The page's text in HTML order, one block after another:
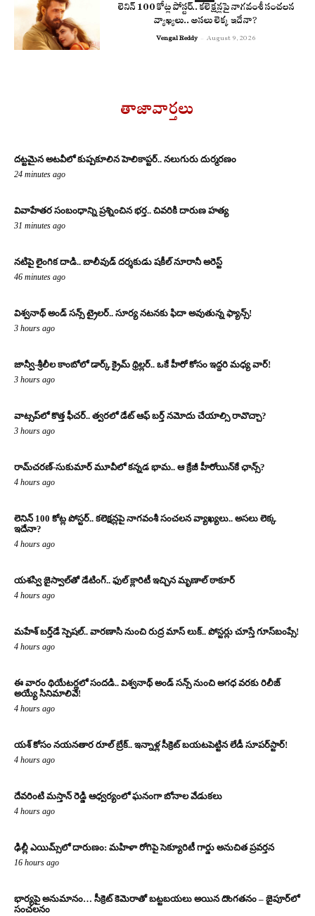
లెనిన్ 100 కోట్ల పోస్టర్‌.. కలెక్షన్లపై నాగవంశీ సంచలన
వ్యాఖ్యలు.. అసలు లెక్క ఇదేనా?
Vengal Reddy - August 9, 2026
తాజావార్తలు
దట్టమైన అటవీలో కుప్పకూలిన హెలికాప్టర్.. నలుగురు దుర్మరణం
24 minutes ago
వివాహేతర సంబంధాన్ని ప్రశ్నించిన భర్త.. చివరికి దారుణ హత్య
31 minutes ago
నటిపై లైంగిక దాడి.. బాలీవుడ్ దర్శకుడు షకీల్ నూరానీ అరెస్ట్
46 minutes ago
విశ్వనాథ్ అండ్ సన్స్ ట్రైలర్.. సూర్య నటనకు ఫిదా అవుతున్న ఫ్యాన్స్!
3 hours ago
జాన్వీ-శ్రీలీల కాంబోలో డార్క్ క్రైమ్ థ్రిల్లర్.. ఒకే హీరో కోసం ఇద్దరి మధ్య వార్!
3 hours ago
వాట్సప్‌లో కొత్త ఫీచర్.. త్వరలో డేట్ ఆఫ్ బర్త్ నమోదు చేయాల్సి రావొచ్చా?
3 hours ago
రామ్‌చరణ్‌-సుకుమార్‌ మూవీలో కన్నడ భామ.. ఆ క్రేజీ హీరోయిన్‌కే ఛాన్స్?
4 hours ago
లెనిన్ 100 కోట్ల పోస్టర్‌.. కలెక్షన్లపై నాగవంశీ సంచలన వ్యాఖ్యలు.. అసలు లెక్క
ఇదేనా?
4 hours ago
యశస్వి జైస్వాల్‌తో డేటింగ్.. ఫుల్ క్లారిటీ ఇచ్చిన మృణాల్ ఠాకూర్‌
4 hours ago
మహేశ్ బర్త్‌డే స్పెషల్.. వారణాసి నుంచి రుద్ర మాస్ లుక్.. పోస్టర్లు చూస్తే గూస్‌బంప్సే!
4 hours ago
ఈ వారం థియేటర్లలో సందడి.. విశ్వనాథ్ అండ్ సన్స్ నుంచి అగధ వరకు రిలీజ్
అయ్యే సినిమాలివే!
4 hours ago
యశ్ కోసం నయనతార రూల్ బ్రేక్.. ఇన్నాళ్ల సీక్రెట్ బయటపెట్టిన లేడీ సూపర్‌స్టార్!
4 hours ago
దేవరింటి మస్తాన్ రెడ్డి ఆధ్వర్యంలో ఘనంగా బోనాల వేడుకలు
4 hours ago
ఢిల్లీ ఎయిమ్స్‌లో దారుణం: మహిళా రోగిపై సెక్యూరిటీ గార్డు అనుచిత ప్రవర్తన
16 hours ago
భార్యపై అనుమానం… సీక్రెట్ కెమెరాతో బట్టబయలు అయిన దొంగతనం – జైపూర్‌లో
సంచలనం